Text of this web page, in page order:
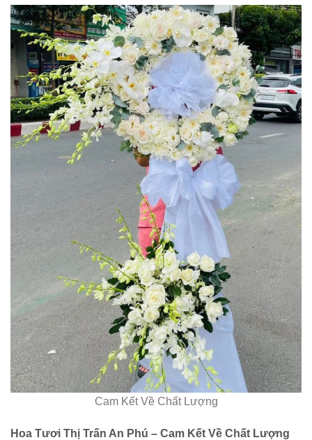
Cam Kết Về Chất Lượng
Hoa Tươi Thị Trấn An Phú – Cam Kết Về Chất Lượng